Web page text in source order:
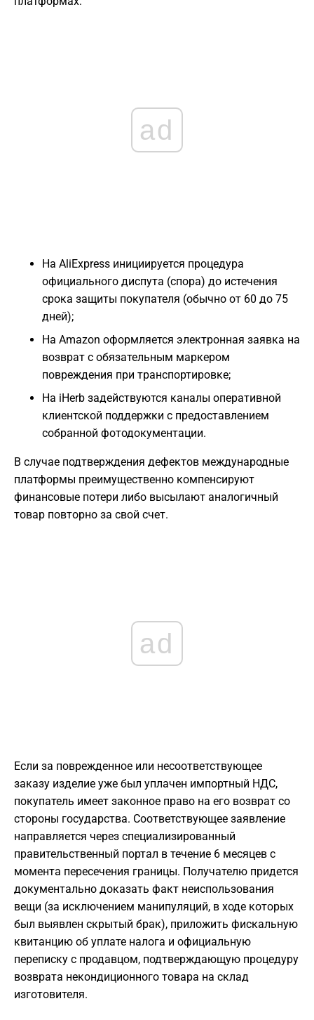
ad
На AliExpress инициируется процедура
официального диспута (спора) до истечения
срока защиты покупателя (обычно от 60 до 75
дней);
На Amazon оформляется электронная заявка на
возврат с обязательным маркером
повреждения при транспортировке;
На iHerb задействуются каналы оперативной
клиентской поддержки с предоставлением
собранной фотодокументации.
В случае подтверждения дефектов международные
платформы преимущественно компенсируют
финансовые потери либо высылают аналогичный
товар повторно за свой счет.
ad
Если за поврежденное или несоответствующее
заказу изделие уже был уплачен импортный НДС,
покупатель имеет законное право на его возврат со
стороны государства. Соответствующее заявление
направляется через специализированный
правительственный портал в течение 6 месяцев с
момента пересечения границы. Получателю придется
документально доказать факт неиспользования
вещи (за исключением манипуляций, в ходе которых
был выявлен скрытый брак), приложить фискальную
квитанцию об уплате налога и официальную
переписку с продавцом, подтверждающую процедуру
возврата некондиционного товара на склад
изготовителя.